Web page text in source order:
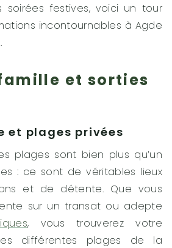
soirées festives, voici un tour
incontournables à Agde
et sorties
et plages privées
plages sont bien plus qu’un
: ce sont de véritables lieux
et de détente. Que vous
sur un transat ou adepte
, vous trouverez votre
différentes plages de la